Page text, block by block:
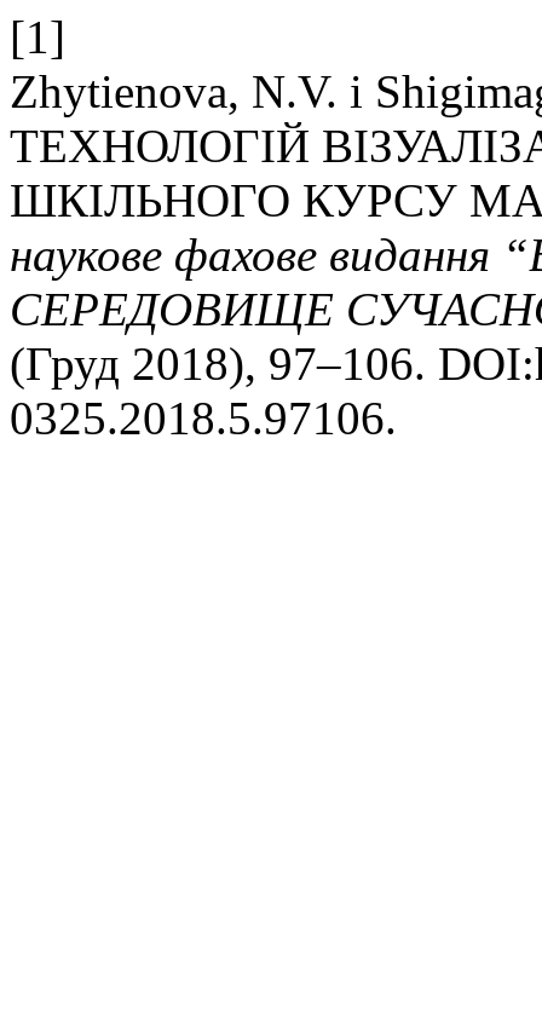
[1]
Zhytienova, N.V. і
ТЕХНОЛОГІЙ
ШКІЛЬНОГО КУРСУ
наукове фахове
СЕРЕДОВИЩЕ
(Груд 2018), 97–106.
0325.2018.5.97106.